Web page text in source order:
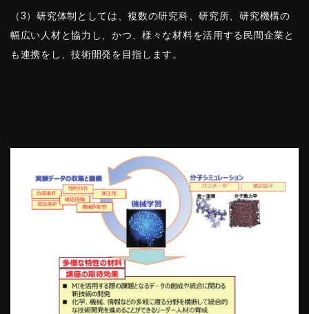
（3）研究体制としては、複数の研究科、研究所、研究機構の
幅広い人材と協力し、かつ、様々な材料を活用する民間企業と
も連携をし、技術開発を目指します。